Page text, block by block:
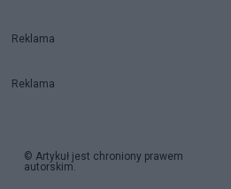
Reklama
Reklama
© Artykuł jest chroniony prawem
autorskim.